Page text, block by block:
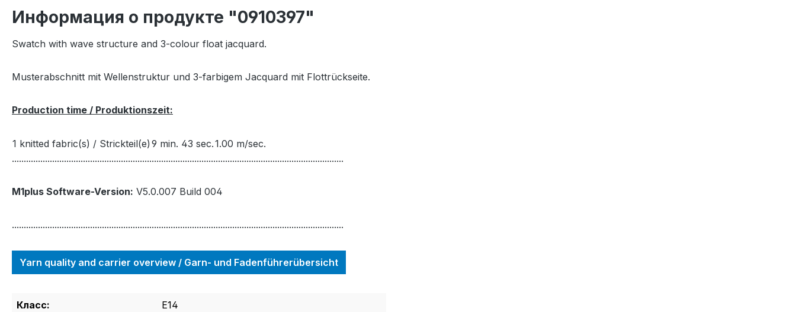
Информация о продукте "0910397"
Swatch with wave structure and 3-colour float jacquard.
Musterabschnitt mit Wellenstruktur und 3-farbigem Jacquard mit Flottrückseite.
Production time / Produktionszeit:
1 knitted fabric(s) / Strickteil(e) 9 min. 43 sec.1.00 m/sec.
............................................................................................................................................
M1plus Software-Version: V5.0.007 Build 004
............................................................................................................................................
Yarn quality and carrier overview / Garn- und Fadenführerübersicht
Класс:
E14